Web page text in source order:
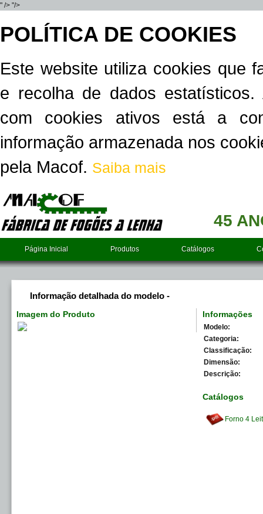
" /> "/>
POLÍTICA DE COOKIES
Este website utiliza cookies que
e recolha de dados
com cookies ativos está a
informação armazenada nos
pela Macof. Saiba mais
45
Página Inicial Produtos Catálogos
Informação detalhada do modelo -
Imagem do Produto Informações
Modelo:
Categoria:
Classificação:
Dimensão:
Descrição:
Catálogos
Forno 4